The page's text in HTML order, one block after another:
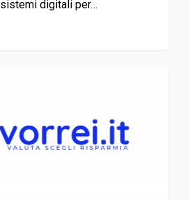
sistemi digitali per…